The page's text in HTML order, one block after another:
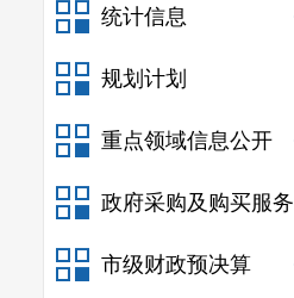
统计信息
规划计划
重点领域信息公开
政府采购及购买服务
市级财政预决算